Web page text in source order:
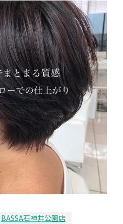
BASSA石神井公園店